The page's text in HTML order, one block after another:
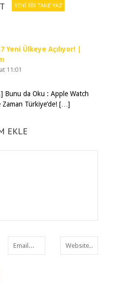
YENI BIR TANE YAZ
Yeni Ülkeye Açılıyor! |
11:01
Bunu da Oku : Apple Watch
Zaman Türkiye’de! […]
EKLE